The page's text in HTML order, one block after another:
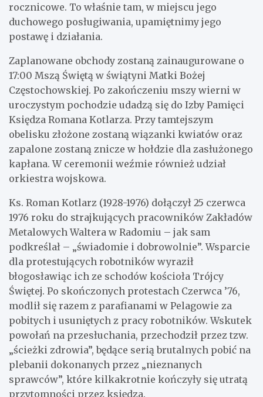
rocznicowe. To właśnie tam, w miejscu jego
duchowego posługiwania, upamiętnimy jego
postawę i działania.
Zaplanowane obchody zostaną zainaugurowane o
17:00 Mszą Świętą w świątyni Matki Bożej
Częstochowskiej. Po zakończeniu mszy wierni w
uroczystym pochodzie udadzą się do Izby Pamięci
Księdza Romana Kotlarza. Przy tamtejszym
obelisku złożone zostaną wiązanki kwiatów oraz
zapalone zostaną znicze w hołdzie dla zasłużonego
kapłana. W ceremonii weźmie również udział
orkiestra wojskowa.
Ks. Roman Kotlarz (1928-1976) dołączył 25 czerwca
1976 roku do strajkujących pracowników Zakładów
Metalowych Waltera w Radomiu – jak sam
podkreślał – „świadomie i dobrowolnie”. Wsparcie
dla protestujących robotników wyraził
błogosławiąc ich ze schodów kościoła Trójcy
Świętej. Po skończonych protestach Czerwca ’76,
modlił się razem z parafianami w Pelagowie za
pobitych i usuniętych z pracy robotników. Wskutek
powołań na przesłuchania, przechodził przez tzw.
„ścieżki zdrowia”, będące serią brutalnych pobić na
plebanii dokonanych przez „nieznanych
sprawców”, które kilkakrotnie kończyły się utratą
przytomności przez księdza.